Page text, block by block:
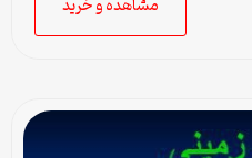
مشاهده و خرید